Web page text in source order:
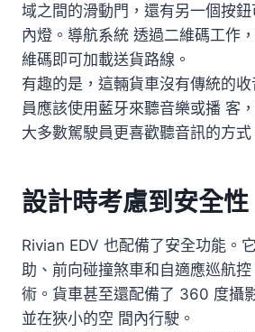
域之間的滑動門，還有另一個按
內燈。導航系統 透過二維碼工作
維碼即可加載送貨路線。
有趣的是，這輛貨車沒有傳統的
員應該使用藍牙來聽音樂或播 客
大多數駕駛員更喜歡聽音訊的方式
設計時考慮到安全性
Rivian EDV 也配備了安全功能。
助、前向碰撞煞車和自適應巡航
術。貨車甚至還配備了 360 度攝
並在狹小的空 間內行駛。